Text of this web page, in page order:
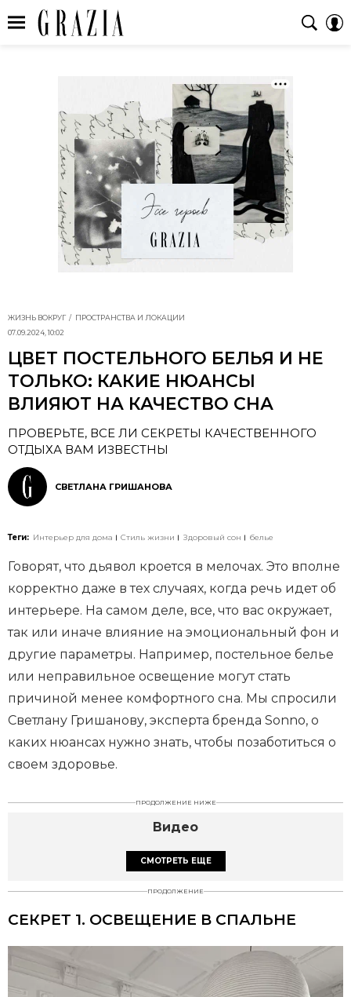
ЖИЗНЬ ВОКРУГ
ПРОСТРАНСТВА И ЛОКАЦИИ
07.09.2024, 10:02
ЦВЕТ ПОСТЕЛЬНОГО БЕЛЬЯ И НЕ
ТОЛЬКО: КАКИЕ НЮАНСЫ
ВЛИЯЮТ НА КАЧЕСТВО СНА
ПРОВЕРЬТЕ, ВСЕ ЛИ СЕКРЕТЫ КАЧЕСТВЕННОГО
ОТДЫХА ВАМ ИЗВЕСТНЫ
СВЕТЛАНА ГРИШАНОВА
Теги: Интерьер для дома Стиль жизни Здоровый сон белье
Говорят, что дьявол кроется в мелочах. Это вполне
корректно даже в тех случаях, когда речь идет об
интерьере. На самом деле, все, что вас окружает,
так или иначе влияние на эмоциональный фон и
другие параметры. Например, постельное белье
или неправильное освещение могут стать
причиной менее комфортного сна. Мы спросили
Светлану Гришанову, эксперта бренда Sonno, о
каких нюансах нужно знать, чтобы позаботиться о
своем здоровье.
ПРОДОЛЖЕНИЕ НИЖЕ
Видео
СМОТРЕТЬ ЕЩЕ
ПРОДОЛЖЕНИЕ
СЕКРЕТ 1. ОСВЕЩЕНИЕ В СПАЛЬНЕ